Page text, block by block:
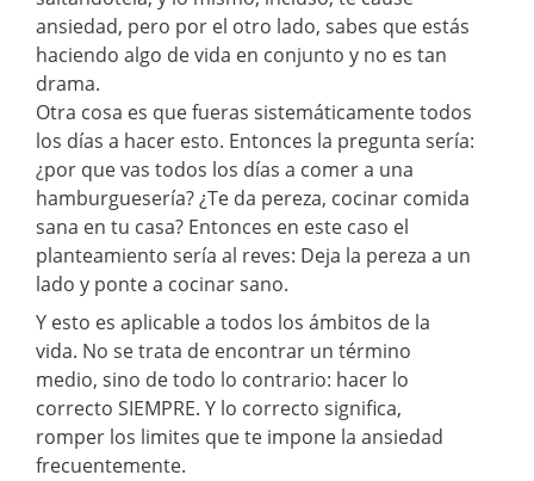
ansiedad, pero por el otro lado, sabes que estás
haciendo algo de vida en conjunto y no es tan
drama.
Otra cosa es que fueras sistemáticamente todos
los días a hacer esto. Entonces la pregunta sería:
¿por que vas todos los días a comer a una
hamburguesería? ¿Te da pereza, cocinar comida
sana en tu casa? Entonces en este caso el
planteamiento sería al reves: Deja la pereza a un
lado y ponte a cocinar sano.
Y esto es aplicable a todos los ámbitos de la
vida. No se trata de encontrar un término
medio, sino de todo lo contrario: hacer lo
correcto SIEMPRE. Y lo correcto significa,
romper los limites que te impone la ansiedad
frecuentemente.